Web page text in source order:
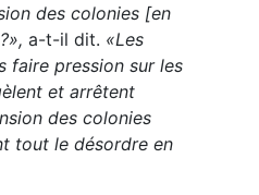
des colonies [en
a-t-il dit. «Les
faire pression sur les
et arrêtent
des colonies
tout le désordre en